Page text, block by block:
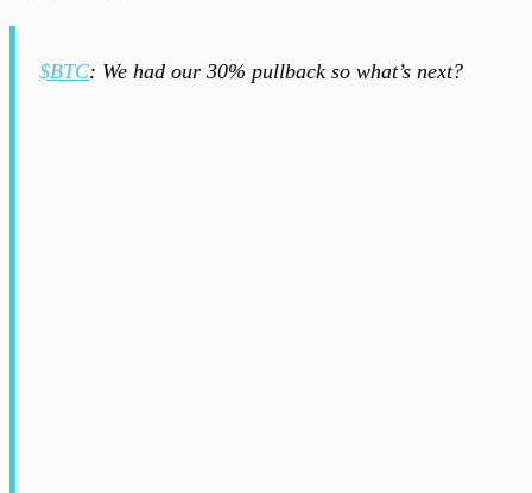
$BTC: We had our 30% pullback so what’s next?